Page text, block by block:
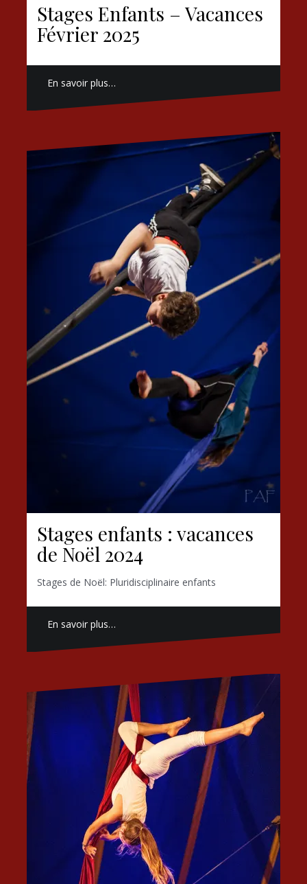
Stages Enfants – Vacances
Février 2025
En savoir plus…
Stages enfants : vacances
de Noël 2024
Stages de Noël: Pluridisciplinaire enfants
En savoir plus…